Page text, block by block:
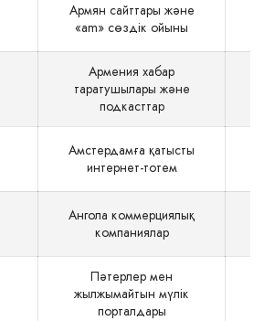
Армян сайттары және
«am» сөздік ойыны
Армения хабар
таратушылары және
подкасттар
Амстердамға қатысты
интернет-тотем
Ангола коммерциялық
компаниялар
Пәтерлер мен
жылжымайтын мүлік
порталдары